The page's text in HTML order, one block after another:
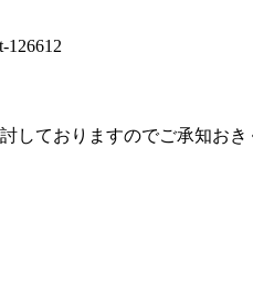
126612
しておりますのでご承知おき